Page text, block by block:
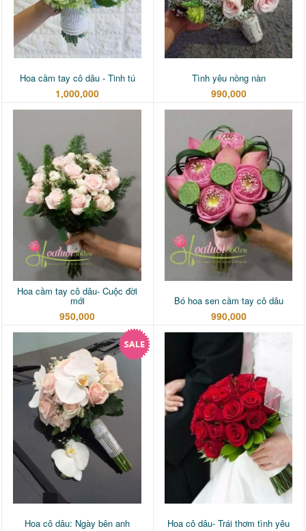
Hoa cầm tay cô dâu - Tinh tú
1,000,000
Tình yêu nồng nàn
990,000
Hoa cầm tay cô dâu- Cuộc đời
mới
950,000
Bó hoa sen cầm tay cô dâu
990,000
Hoa cô dâu: Ngày bên anh Hoa cô dâu- Trái thơm tình yêu